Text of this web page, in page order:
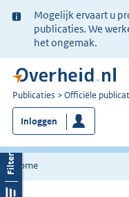
Ter
informatie:
Mogelijk ervaart u
publicaties. We
het ongemak.
U
bent
nu
hier:
Publicaties Officiële
Inloggen
Home